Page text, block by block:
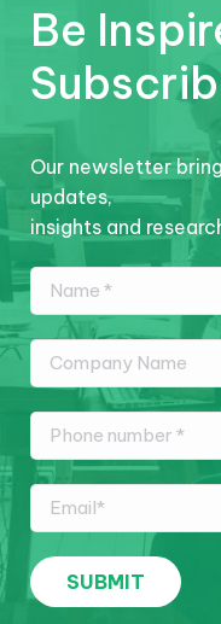
Be
Our newsletter
updates,
insights and